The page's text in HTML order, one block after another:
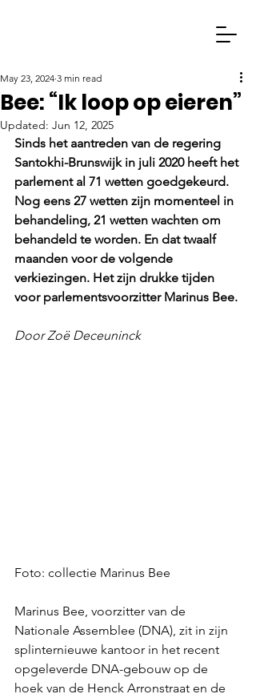
Bee: “Ik loop op eieren”
May 23, 2024 3 min read
Updated: Jun 12, 2025
Sinds het aantreden van de regering
Santokhi-Brunswijk in juli 2020 heeft het
parlement al 71 wetten goedgekeurd.
Nog eens 27 wetten zijn momenteel in
behandeling, 21 wetten wachten om
behandeld te worden. En dat twaalf
maanden voor de volgende
verkiezingen. Het zijn drukke tijden
voor parlementsvoorzitter Marinus Bee.
Door Zoë Deceuninck
Foto: collectie Marinus Bee
Marinus Bee, voorzitter van de
Nationale Assemblee (DNA), zit in zijn
splinternieuwe kantoor in het recent
opgeleverde DNA-gebouw op de
hoek van de Henck Arronstraat en de